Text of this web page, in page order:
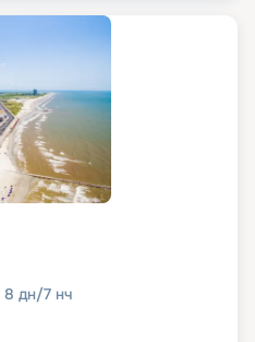
8 дн/7 нч